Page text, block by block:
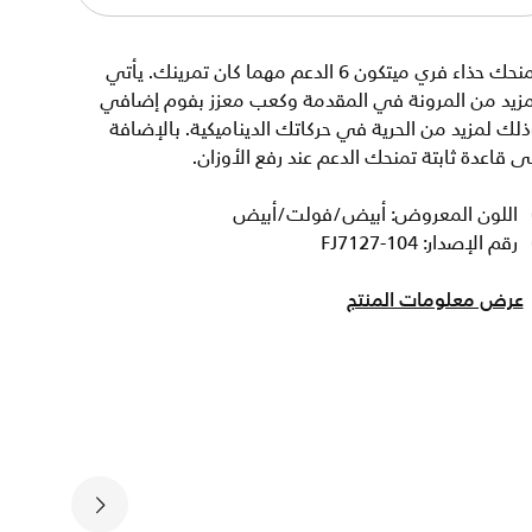
يمنحك حذاء فري ميتكون 6 الدعم مهما كان تمرينك. يأتي
من المرونة في المقدمة وكعب معزز بفوم إضافي
لمزيد من الحرية في حركاتك الديناميكية. بالإضافة
قاعدة ثابتة تمنحك الدعم عند رفع الأوزان.
اللون المعروض: أبيض/فولت/أبيض
رقم الإصدار: FJ7127-104
عرض معلومات المنتج